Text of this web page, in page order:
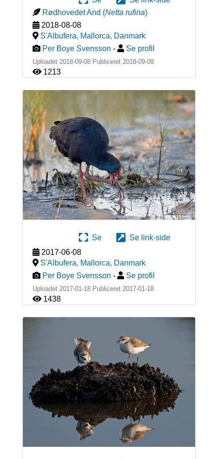
Rødhovedet And (Netta rufina)
2018-08-08
S'Albufera, Mallorca, Danmark
Per Boye Svensson - Se profil
Uploadet 2018-09-08 Publiceret 2018-09-08
1213
Se
Se link-side
2017-06-08
S'Albufera, Mallorca, Danmark
Per Boye Svensson - Se profil
Uploadet 2017-01-18 Publiceret 2017-01-18
1438